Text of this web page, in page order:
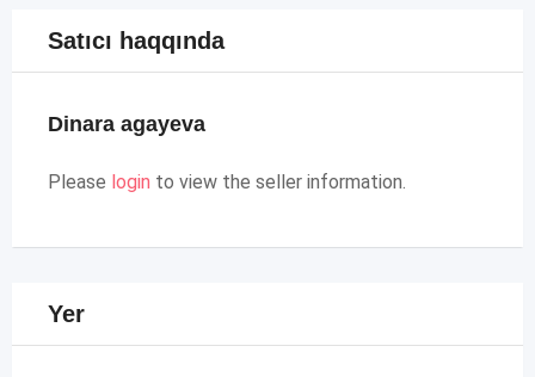
Satıcı haqqında
Dinara agayeva
Please login to view the seller information.
Yer